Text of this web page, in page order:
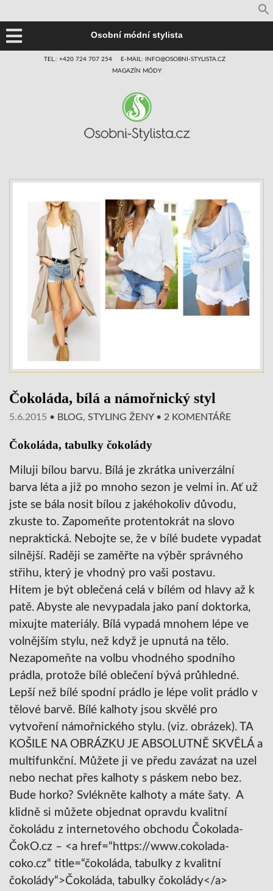
Osobní módní stylista
TEL.: +420 724 707 254
E-MAIL: INFO@OSOBNI-STYLISTA.CZ
MAGAZÍN MÓDY
Čokoláda, bílá a námořnický styl
5.6.2015 • BLOG, STYLING ŽENY• 2 KOMENTÁŘE
Čokoláda, tabulky čokolády
Miluji bílou barvu. Bílá je zkrátka univerzální
barva léta a již po mnoho sezon je velmi in. Ať už
jste se bála nosit bílou z jakéhokoliv důvodu,
zkuste to. Zapomeňte protentokrát na slovo
nepraktická. Nebojte se, že v bílé budete vypadat
silnější. Raději se zaměřte na výběr správného
střihu, který je vhodný pro vaši postavu.
Hitem je být oblečená celá v bílém od hlavy až k
patě. Abyste ale nevypadala jako paní doktorka,
mixujte materiály. Bílá vypadá mnohem lépe ve
volnějším stylu, než když je upnutá na tělo.
Nezapomeňte na volbu vhodného spodního
prádla, protože bílé oblečení bývá průhledné.
Lepší než bílé spodní prádlo je lépe volit prádlo v
tělové barvě. Bílé kalhoty jsou skvělé pro
vytvoření námořnického stylu. (viz. obrázek). TA
KOŠILE NA OBRÁZKU JE ABSOLUTNĚ SKVĚLÁ a
multifunkční. Můžete ji ve předu zavázat na uzel
nebo nechat přes kalhoty s páskem nebo bez.
Bude horko? Svlékněte kalhoty a máte šaty. A
klidně si můžete objednat opravdu kvalitní
čokoládu z internetového obchodu Čokolada-
ČokO.cz – <a href=“https://www.cokolada-
coko.cz“ title=“čokoláda, tabulky z kvalitní
čokolády“>Čokoláda, tabulky čokolády</a>